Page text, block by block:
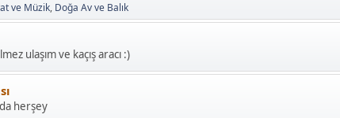
ve Müzik Doğa Av ve Balık
ulaşım ve kaçış aracı :)
herşey